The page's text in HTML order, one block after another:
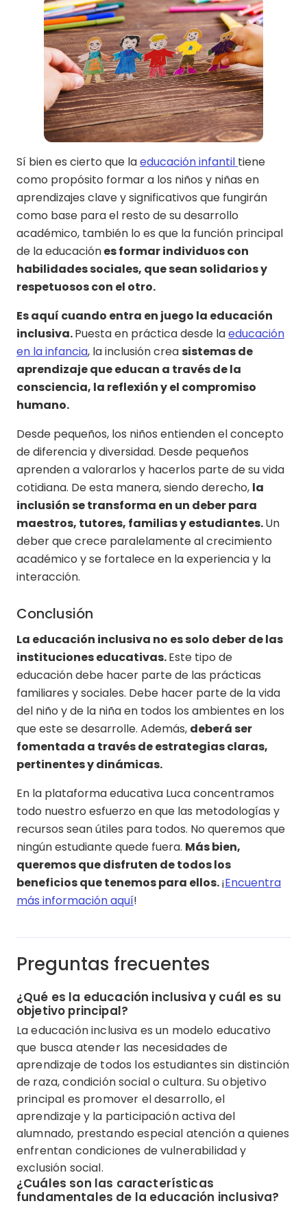
Sí bien es cierto que laeducación infantil tiene
como propósito formar a los niños y niñas en
aprendizajes clave y significativos que fungirán
como base para el resto de su desarrollo
académico, también lo es que la función principal
de la educaciónes formar individuos con
habilidades sociales, que sean solidarios y
respetuosos con el otro.
Es aquí cuando entra en juego la educación
inclusiva.Puesta en práctica desde laeducación
en la infancia, la inclusión creasistemas de
aprendizaje que educan a través de la
consciencia, la reflexión y el compromiso
humano.
Desde pequeños, los niños entienden el concepto
de diferencia y diversidad. Desde pequeños
aprenden a valorarlos y hacerlos parte de su vida
cotidiana. De esta manera, siendo derecho, la
inclusión se transforma en un deber para
maestros, tutores, familias y estudiantes.Un
deber que crece paralelamente al crecimiento
académico y se fortalece en la experiencia y la
interacción.
Conclusión
La educación inclusiva no es solo deber de las
instituciones educativas.Este tipo de
educación debe hacer parte de las prácticas
familiares y sociales. Debe hacer parte de la vida
del niño y de la niña en todos los ambientes en los
que este se desarrolle. Además, deberá ser
fomentada a través de estrategias claras,
pertinentes y dinámicas.
En la plataforma educativa Luca concentramos
todo nuestro esfuerzo en que las metodologías y
recursos sean útiles para todos. No queremos que
ningún estudiante quede fuera. Más bien,
queremos que disfruten de todos los
beneficios que tenemos para ellos.¡Encuentra
más información aquí!
Preguntas frecuentes
¿Qué es la educación inclusiva y cuál es su
objetivo principal?
La educación inclusiva es un modelo educativo
que busca atender las necesidades de
aprendizaje de todos los estudiantes sin distinción
de raza, condición social o cultura. Su objetivo
principal es promover el desarrollo, el
aprendizaje y la participación activa del
alumnado, prestando especial atención a quienes
enfrentan condiciones de vulnerabilidad y
exclusión social.
¿Cuáles son las características
fundamentales de la educación inclusiva?